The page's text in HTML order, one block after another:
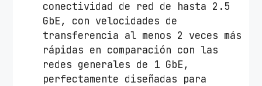
conectividad de red de hasta 2.5
GbE, con velocidades de
transferencia al menos 2 veces más
rápidas en comparación con las
redes generales de 1 GbE,
perfectamente diseñadas para